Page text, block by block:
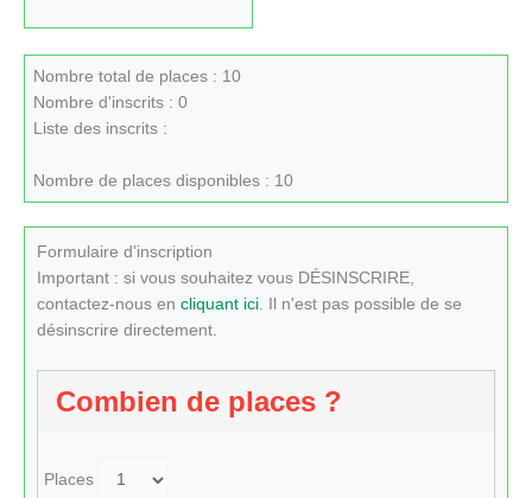
Nombre total de places : 10
Nombre d'inscrits : 0
Liste des inscrits :
Nombre de places disponibles : 10
Formulaire d'inscription
Important : si vous souhaitez vous DÉSINSCRIRE,
contactez-nous en cliquant ici. Il n'est pas possible de se
désinscrire directement.
Combien de places ?
Places